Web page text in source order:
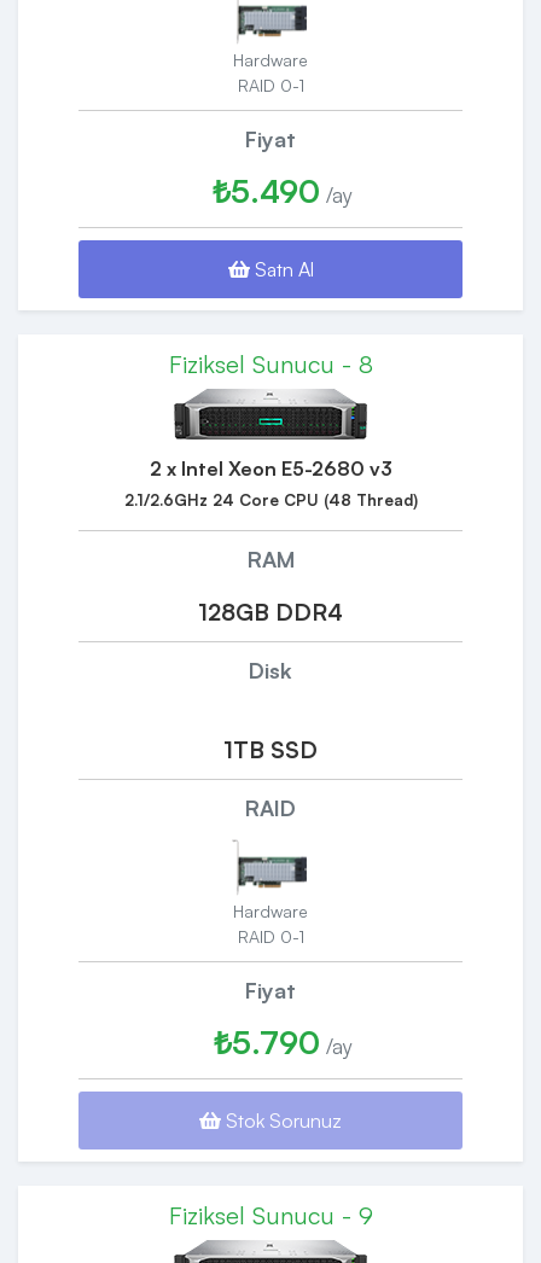
Hardware
RAID 0-1
Fiyat
₺5.490 /ay
Satn Al
Fiziksel Sunucu - 8
2 x Intel Xeon E5-2680 v3
2.1/2.6GHz 24 Core CPU (48 Thread)
RAM
128GB DDR4
Disk
1TB SSD
RAID
Hardware
RAID 0-1
Fiyat
₺5.790 /ay
Stok Sorunuz
Fiziksel Sunucu - 9